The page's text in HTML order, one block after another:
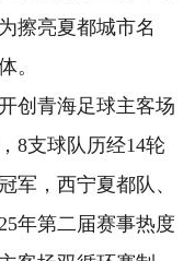
擦亮夏都城市名
。
创青海足球主客场
8支球队历经14轮
军，西宁夏都队、
年第二届赛事热度